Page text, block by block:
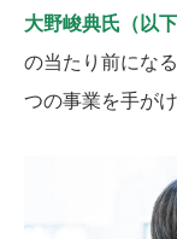
大野峻典氏（以
の当たり前にな
つの事業を手が